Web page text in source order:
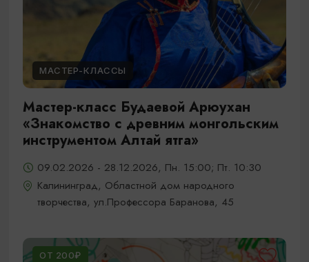
МАСТЕР-КЛАССЫ
Мастер-класс Будаевой Арюухан
«Знакомство с древним монгольским
инструментом Алтай ятга»
09.02.2026 - 28.12.2026, Пн. 15:00; Пт. 10:30
Калининград, Областной дом народного
творчества, ул.Профессора Баранова, 45
ОТ 200₽